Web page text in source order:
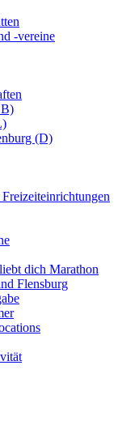
-vereine
(D)
dich Marathon
Flensburg